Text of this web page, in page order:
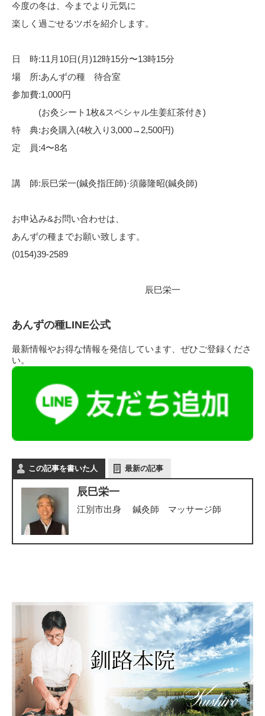
今度の冬は、今までより元気に
楽しく過ごせるツボを紹介します。
日 時:11月10日(月)12時15分〜13時15分
場 所:あんずの種 待合室
参加費:1,000円
(お灸シート1枚&スペシャル生姜紅茶付き)
特 典:お灸購入(4枚入り3,000→2,500円)
定 員:4〜8名
講 師:辰巳栄一(鍼灸指圧師)·須藤隆昭(鍼灸師)
お申込み&お問い合わせは、
あんずの種までお願い致します。
(0154)39-2589
辰巳栄一
あんずの種LINE公式
最新情報やお得な情報を発信しています、ぜひご登録くださ
い。
この記事を書いた人 最新の記事
辰巳栄一
江別市出身 鍼灸師 マッサージ師